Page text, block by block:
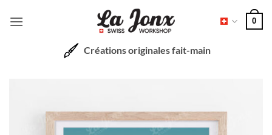
0
Créations originales fait-main